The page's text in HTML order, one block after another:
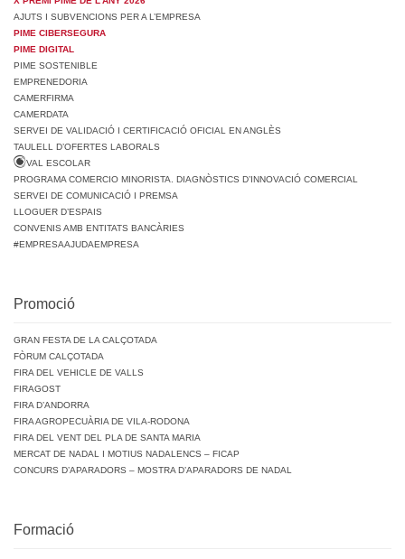
AJUTS I SUBVENCIONS PER A L’EMPRESA
PIME CIBERSEGURA
PIME DIGITAL
PIME SOSTENIBLE
EMPRENEDORIA
CAMERFIRMA
CAMERDATA
SERVEI DE VALIDACIÓ I CERTIFICACIÓ OFICIAL EN ANGLÈS
TAULELL D’OFERTES LABORALS
VAL ESCOLAR
PROGRAMA COMERCIO MINORISTA. DIAGNÒSTICS D’INNOVACIÓ COMERCIAL
SERVEI DE COMUNICACIÓ I PREMSA
LLOGUER D’ESPAIS
CONVENIS AMB ENTITATS BANCÀRIES
#EMPRESAAJUDAEMPRESA
Promoció
GRAN FESTA DE LA CALÇOTADA
FÒRUM CALÇOTADA
FIRA DEL VEHICLE DE VALLS
FIRAGOST
FIRA D’ANDORRA
FIRA AGROPECUÀRIA DE VILA-RODONA
FIRA DEL VENT DEL PLA DE SANTA MARIA
MERCAT DE NADAL I MOTIUS NADALENCS – FICAP
CONCURS D’APARADORS – MOSTRA D’APARADORS DE NADAL
Formació